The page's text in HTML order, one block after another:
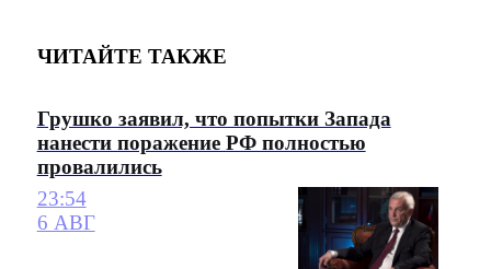
ЧИТАЙТЕ ТАКЖЕ
Грушко заявил, что попытки Запада
нанести поражение РФ полностью
провалились
23:54
6 АВГ